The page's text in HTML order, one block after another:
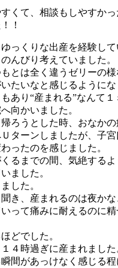
くて、相談もしやすか
！
っくりな出産を経験し
んびり考えていました。
とは全く違うゼリーの
たいなと感じるように
あり“産まれる”なんて
向かいました。
ろうとした時、おなか
ターンしましたが、子
ったのを感じました。
るまでの間、気絶する
ました。
した。
き、産まれるのは夜か
って痛みに耐えるのに
どでした。
４時過ぎに産まれました
間があっけなく感じる